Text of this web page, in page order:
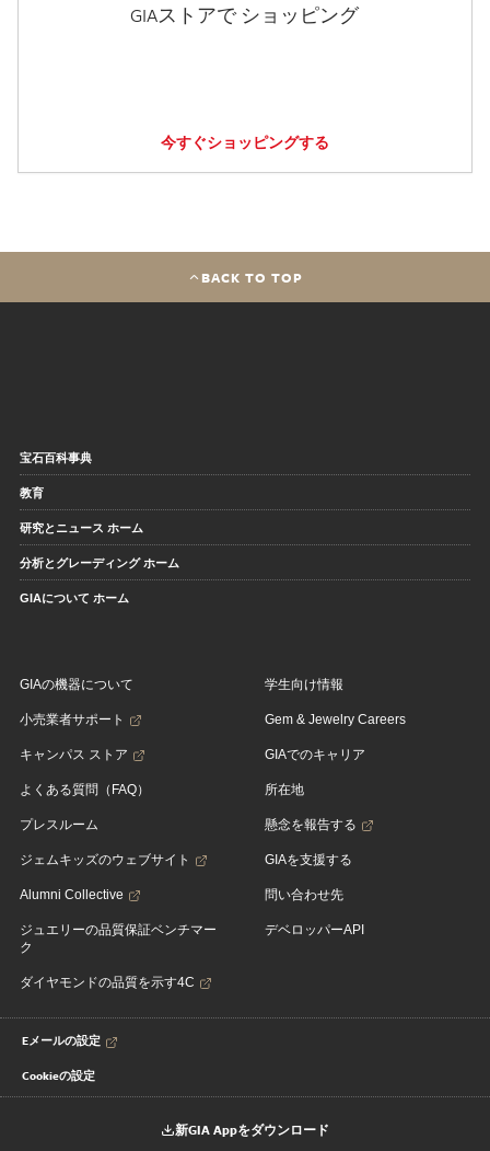
GIAストアで ショッピング
今すぐショッピングする
BACK TO TOP
宝石百科事典
教育
研究とニュース ホーム
分析とグレーディング ホーム
GIAについて ホーム
GIAの機器について
小売業者サポート
キャンパス ストア
よくある質問（FAQ）
プレスルーム
ジェムキッズのウェブサイト
Alumni Collective
ジュエリーの品質保証ベンチマー
ク
ダイヤモンドの品質を示す4C
学生向け情報
Gem & Jewelry Careers
GIAでのキャリア
所在地
懸念を報告する
GIAを支援する
問い合わせ先
デベロッパーAPI
Eメールの設定
Cookieの設定
新GIA Appをダウンロード